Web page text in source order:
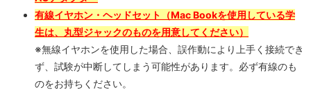
有線イヤホン・ヘッドセット（Mac Bookを使用している学
生は、丸型ジャックのものを用意してください）
※無線イヤホンを使用した場合、誤作動により上手く接続でき
ず、試験が中断してしまう可能性があります。必ず有線のも
のをお持ちください。